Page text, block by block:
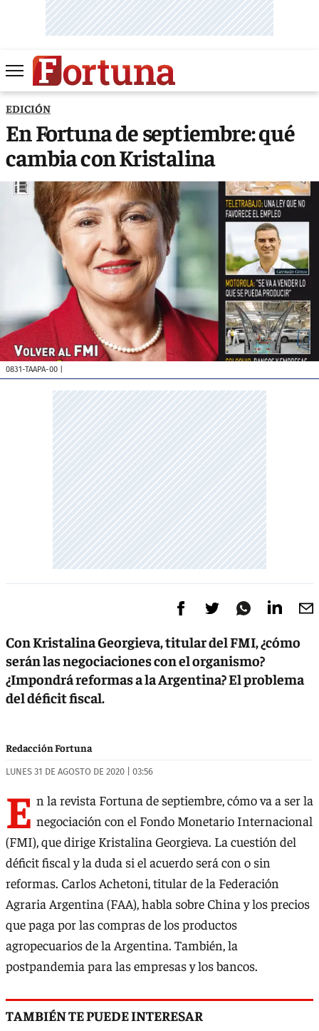
EDICIÓN
En Fortuna de septiembre: qué
cambia con Kristalina
0831-TAAPA-00
Con Kristalina Georgieva, titular del FMI, ¿cómo
serán las negociaciones con el organismo?
¿Impondrá reformas a la Argentina? El problema
del déficit fiscal.
Redacción Fortuna
LUNES 31 DE AGOSTO DE 2020 | 03:56
E n la revista Fortuna de septiembre, cómo va a ser la
negociación con el Fondo Monetario Internacional
(FMI), que dirige Kristalina Georgieva. La cuestión del
déficit fiscal y la duda si el acuerdo será con o sin
reformas. Carlos Achetoni, titular de la Federación
Agraria Argentina (FAA), habla sobre China y los precios
que paga por las compras de los productos
agropecuarios de la Argentina. También, la
postpandemia para las empresas y los bancos.
TAMBIÉN TE PUEDE INTERESAR